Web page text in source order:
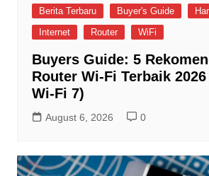
Berita Terbaru Buyer's Guide
Internet
Router WiFi
Buyers Guide: 5
Router Wi-Fi Terbaik
Wi-Fi 7)
August 6, 2026 0